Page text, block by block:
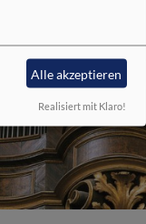
Alle akzeptieren
Realisiert mit Klaro!